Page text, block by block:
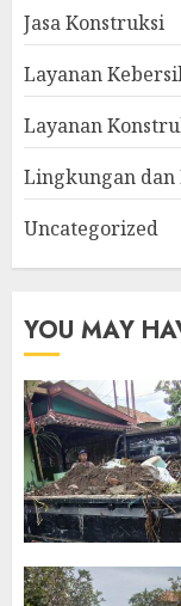
Jasa Konstruksi
Layanan
Layanan
Lingkungan dan
Uncategorized
YOU MAY